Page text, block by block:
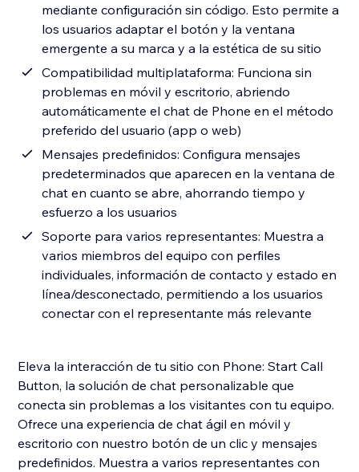
mediante configuración sin código. Esto permite a
los usuarios adaptar el botón y la ventana
emergente a su marca y a la estética de su sitio
Compatibilidad multiplataforma: Funciona sin
problemas en móvil y escritorio, abriendo
automáticamente el chat de Phone en el método
preferido del usuario (app o web)
Mensajes predefinidos: Configura mensajes
predeterminados que aparecen en la ventana de
chat en cuanto se abre, ahorrando tiempo y
esfuerzo a los usuarios
Soporte para varios representantes: Muestra a
varios miembros del equipo con perfiles
individuales, información de contacto y estado en
línea/desconectado, permitiendo a los usuarios
conectar con el representante más relevante
Eleva la interacción de tu sitio con Phone: Start Call
Button, la solución de chat personalizable que
conecta sin problemas a los visitantes con tu equipo.
Ofrece una experiencia de chat ágil en móvil y
escritorio con nuestro botón de un clic y mensajes
predefinidos. Muestra a varios representantes con